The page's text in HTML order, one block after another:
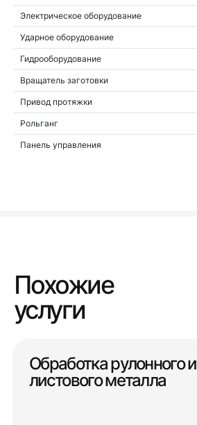
Электрическое оборудование
Ударное оборудование
Гидрооборудование
Вращатель заготовки
Привод протяжки
Рольганг
Панель управления
Похожие
услуги
Обработка рулонного и
листового металла